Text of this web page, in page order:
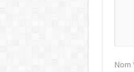
Nom